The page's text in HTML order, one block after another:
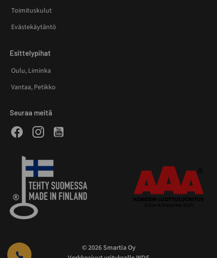
Toimituskulut
Evästekäytäntö
Esittelypihat
Oulu, Liminka
Vantaa, Petikko
Seuraa meitä
FacebookInstagramYoutube
© 2026 Smartia Oy